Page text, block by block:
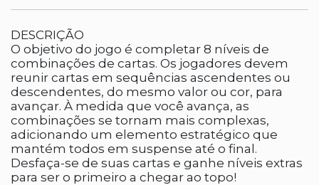
DESCRIÇÃO
O objetivo do jogo é completar 8 níveis de
combinações de cartas. Os jogadores devem
reunir cartas em sequências ascendentes ou
descendentes, do mesmo valor ou cor, para
avançar. À medida que você avança, as
combinações se tornam mais complexas,
adicionando um elemento estratégico que
mantém todos em suspense até o final.
Desfaça-se de suas cartas e ganhe níveis extras
para ser o primeiro a chegar ao topo!